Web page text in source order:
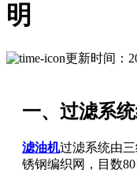
明
更新时间：
一、过滤系
滤油机过滤系统由
锈钢编织网，目数